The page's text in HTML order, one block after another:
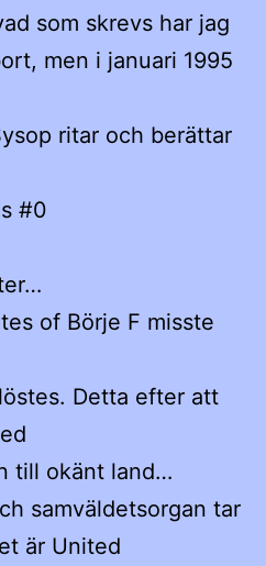
som skrevs har jag
men i januari 1995
ritar och berättar
#0
of Börje F misste
Detta efter att
till okänt land…
samväldetsorgan tar
är United